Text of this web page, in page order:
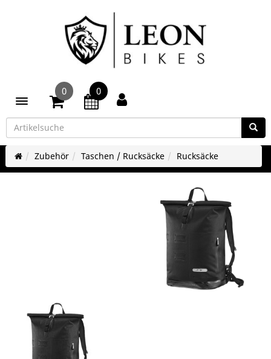
Toggle navigation
0 0
Zubehör Taschen / Rucksäcke Rucksäcke